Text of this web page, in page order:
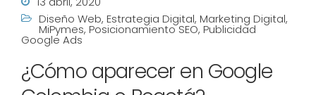
Diseño Web, Estrategia Digital, Marketing Digital,
MiPymes, Posicionamiento SEO, Publicidad
Google Ads
¿Cómo aparecer en Google